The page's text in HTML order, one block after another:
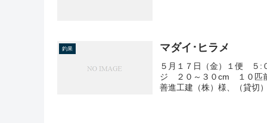
釣果 マダイ･ヒラメ
５月１７日（金）１便 ５:
ジ ２０～３０cm １０匹
善進工建（株）様、（貸切